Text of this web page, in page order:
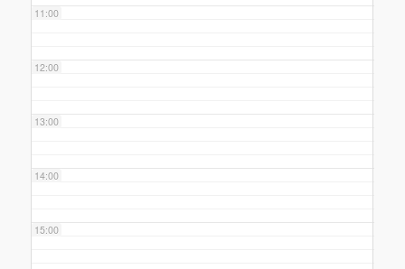
11:00
12:00
13:00
14:00
15:00